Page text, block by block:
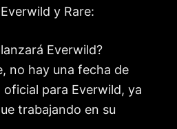
y Rare:
Everwild?
no hay una fecha de
para Everwild, ya
trabajando en su